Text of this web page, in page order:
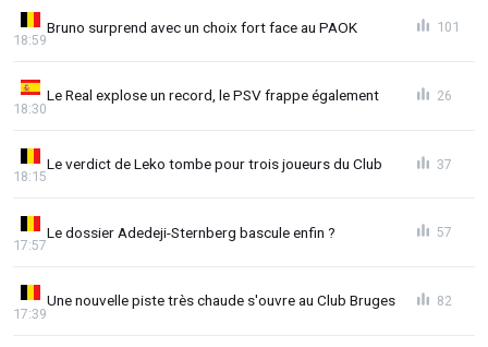
Bruno surprend avec un choix fort face au PAOK
18:59
101
Le Real explose un record, le PSV frappe également
18:30
26
Le verdict de Leko tombe pour trois joueurs du Club
18:15
37
Le dossier Adedeji-Sternberg bascule enfin ?
17:57
57
Une nouvelle piste très chaude s'ouvre au Club Bruges
17:39
82